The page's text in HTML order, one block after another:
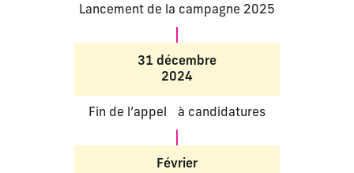
Lancement de la campagne 2025
31 décembre
2024
Fin de l’appel à candidatures
Février